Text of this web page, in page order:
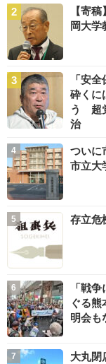
【寄
岡大
「安
砕くに
う 超
治
ついに
市立大
存立危
「戦
ぐる
明会も
大丸閉